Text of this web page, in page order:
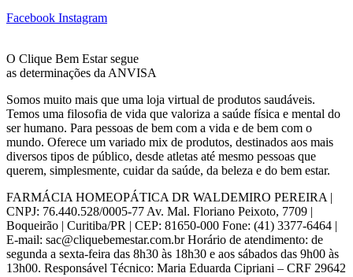
Facebook Instagram
O Clique Bem Estar segue
as determinações da ANVISA
Somos muito mais que uma loja virtual de produtos saudáveis.
Temos uma filosofia de vida que valoriza a saúde física e mental do
ser humano. Para pessoas de bem com a vida e de bem com o
mundo. Oferece um variado mix de produtos, destinados aos mais
diversos tipos de público, desde atletas até mesmo pessoas que
querem, simplesmente, cuidar da saúde, da beleza e do bem estar.
FARMÁCIA HOMEOPÁTICA DR WALDEMIRO PEREIRA |
CNPJ: 76.440.528/0005-77 Av. Mal. Floriano Peixoto, 7709 |
Boqueirão | Curitiba/PR | CEP: 81650-000 Fone: (41) 3377-6464 |
E-mail: sac@cliquebemestar.com.br Horário de atendimento: de
segunda a sexta-feira das 8h30 às 18h30 e aos sábados das 9h00 às
13h00. Responsável Técnico: Maria Eduarda Cipriani – CRF 29642